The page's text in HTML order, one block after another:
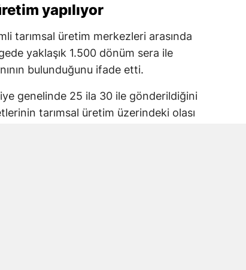
yapılıyor
tarımsal üretim merkezleri arasında
yaklaşık 1.500 dönüm sera ile
bulunduğunu ifade etti.
genelinde 25 ila 30 ile gönderildiğini
tarımsal üretim üzerindeki olası